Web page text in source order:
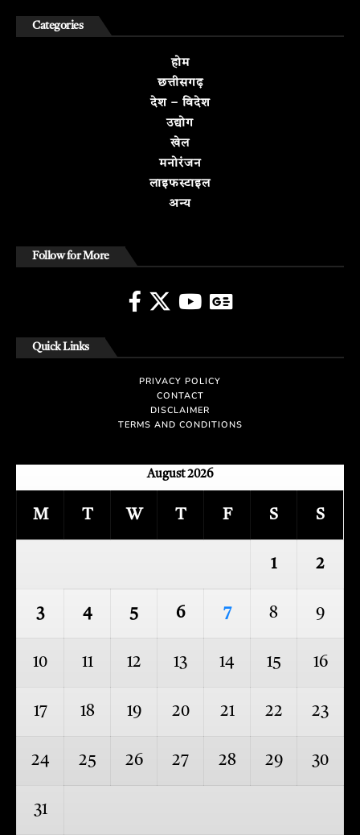
Categories
होम
छत्तीसगढ़
देश – विदेश
उद्योग
खेल
मनोरंजन
लाइफस्टाइल
अन्य
Follow for More
Quick Links
PRIVACY POLICY
CONTACT
DISCLAIMER
TERMS AND CONDITIONS
August 2026
M T W T F S S
1 2
3 4 5 6 7 8 9
10 11 12 13 14 15 16
17 18 19 20 21 22 23
24 25 26 27 28 29 30
31